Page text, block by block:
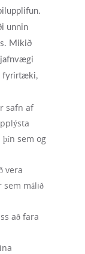
unnin
Mikið
jafnvægi
fyrirtæki,
safn af
sem og
vera
sem málið
að fara